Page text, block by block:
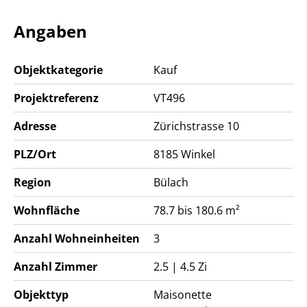
Die Baubewilligung ist erteilt
Entdecken Sie das Projekt unter
winkel.ch.
Angaben
Objektkategorie
Kauf
Projektreferenz
VT496
Adresse
Zürichstrasse 10
PLZ/Ort
8185Winkel
Region
Bülach
Wohnfläche
78.7 bis 180.6 m²
Anzahl Wohneinheiten
3
Anzahl Zimmer
2.5 | 4.5 Zi
Objekttyp
Maisonette